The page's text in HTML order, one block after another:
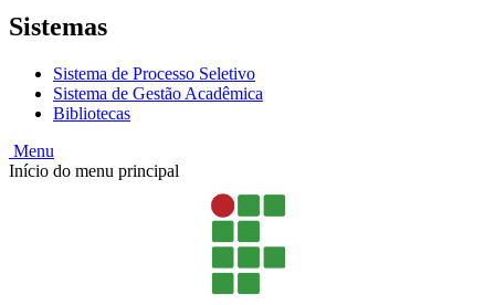
Sistemas
Sistema de Processo Seletivo
Sistema de Gestão Acadêmica
Bibliotecas
Menu
Início do menu principal